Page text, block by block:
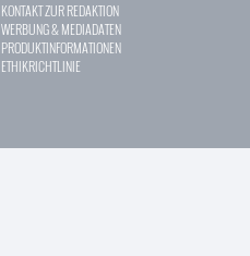
KONTAKT ZUR REDAKTION
WERBUNG & MEDIADATEN
PRODUKTINFORMATIONEN
ETHIKRICHTLINIE